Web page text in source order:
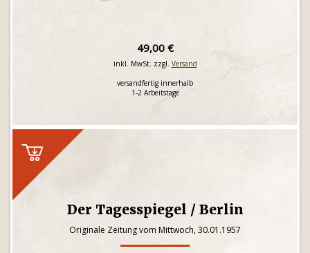
49,00 €
inkl. MwSt. zzgl. Versand
versandfertig innerhalb
1-2 Arbeitstage
Der Tagesspiegel / Berlin
Originale Zeitung vom Mittwoch, 30.01.1957